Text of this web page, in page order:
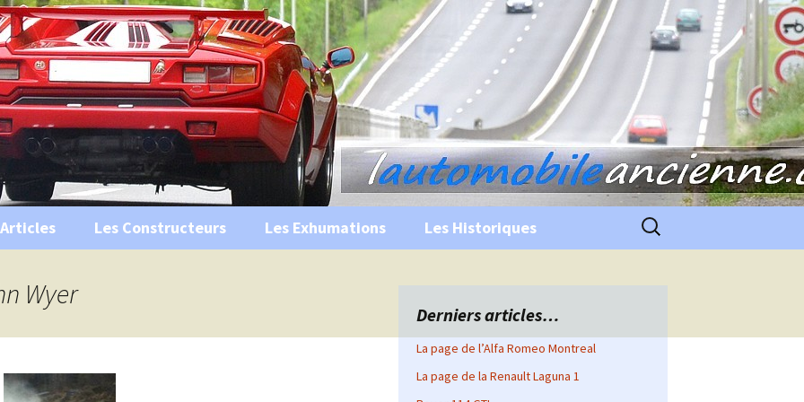
Ancienne
historiques …
évènements
Les Constructeurs Les Exhumations Les Historiques Rechercher :
Wyer
Derniers articles…
La page de l’Alfa Romeo Montreal
La page de la Renault Laguna 1